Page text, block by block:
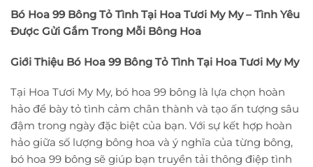
Bó Hoa 99 Bông Tỏ Tình Tại Hoa Tươi My My – Tình Yêu
Được Gửi Gắm Trong Mỗi Bông Hoa
Giới Thiệu Bó Hoa 99 Bông Tỏ Tình Tại Hoa Tươi My My
Tại Hoa Tươi My My, bó hoa 99 bông là lựa chọn hoàn
hảo để bày tỏ tình cảm chân thành và tạo ấn tượng sâu
đậm trong ngày đặc biệt của bạn. Với sự kết hợp hoàn
hảo giữa số lượng bông hoa và ý nghĩa của từng bông,
bó hoa 99 bông sẽ giúp bạn truyền tải thông điệp tình